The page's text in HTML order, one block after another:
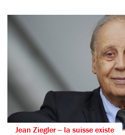
Jean Ziegler ‒ la suisse existe